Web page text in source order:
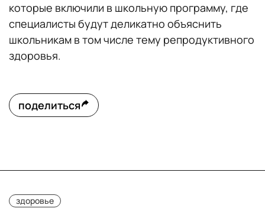
которые включили в школьную программу, где
специалисты будут деликатно объяснить
школьникам в том числе тему репродуктивного
здоровья.
поделиться
здоровье